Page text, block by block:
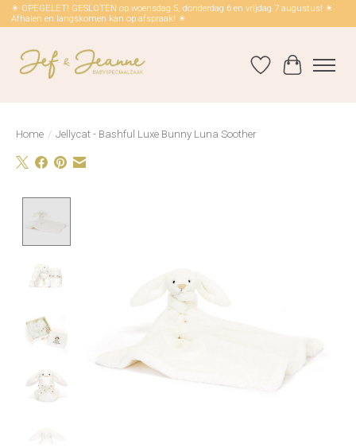
☀ OPEGELET! GESLOTEN op woensdag 5, donderdag 6 en vrijdag 7 augustus! ☀
Afhalen en langskomen kan op afspraak! ☀
Verlanglijst
Home / Jellycat - Bashful Luxe Bunny Luna Soother